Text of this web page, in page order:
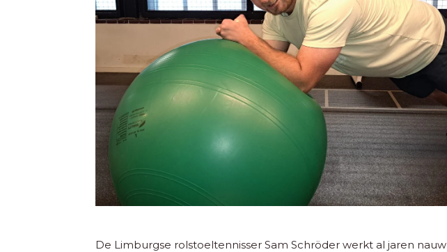
De Limburgse rolstoeltennisser Sam Schröder werkt al jaren nauw